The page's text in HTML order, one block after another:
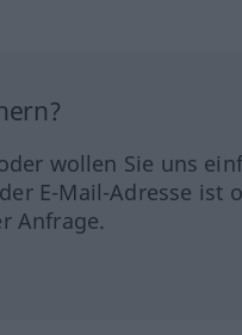
wollen Sie uns
E-Mail-Adresse
Anfrage.